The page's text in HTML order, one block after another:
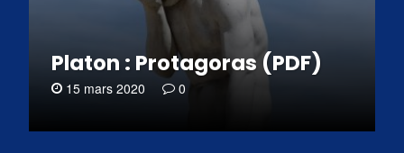
Platon : Protagoras (PDF)
15 mars 2020 0